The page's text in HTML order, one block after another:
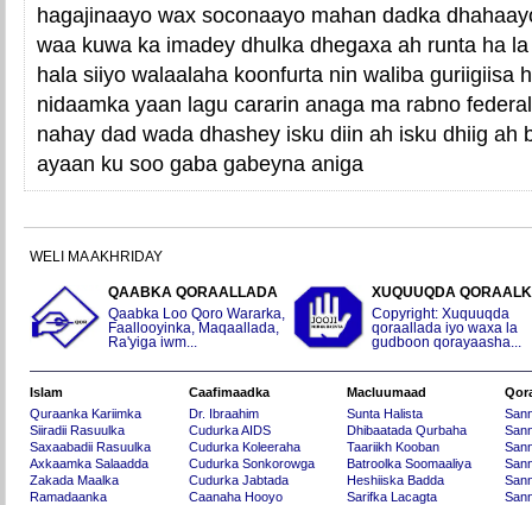
hagajinaayo wax soconaayo mahan dadka
waa kuwa ka imadey dhulka dhegaxa ah runta ha
hala siiyo walaalaha koonfurta nin waliba guriigiisa
nidaamka yaan lagu cararin anaga ma rabno
nahay dad wada dhashey isku diin ah isku dhiig ah
ayaan ku soo gaba gabeyna aniga
WELI MA AKHRIDAY
QAABKA QORAALLADA
Qaabka Loo Qoro Wararka,
Faallooyinka, Maqaallada,
Ra'yiga iwm...
XUQUUQDA
Copyright: Xuquuqda
qoraallada iyo waxa la
gudboon qorayaasha...
Islam
Quraanka Kariimka
Siiradii Rasuulka
Saxaabadii Rasuulka
Axkaamka Salaadda
Zakada Maalka
Ramadaanka
Caafimaadka
Dr. Ibraahim
Cudurka AIDS
Cudurka Koleeraha
Cudurka Sonkorowga
Cudurka Jabtada
Caanaha Hooyo
Macluumaad
Sunta Halista
Dhibaatada Qurbaha
Taariikh Kooban
Batroolka Soomaaliya
Heshiiska Badda
Sarifka Lacagta